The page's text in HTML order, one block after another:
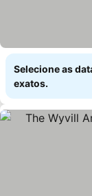
Selecione as
exatos.